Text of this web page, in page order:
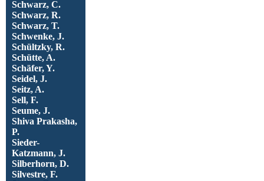
Schwarz, C.
Schwarz, R.
Schwarz, T.
Schwenke, J.
Schültzky, R.
Schütte, A.
Schäfer, Y.
Seidel, J.
Seitz, A.
Sell, F.
Seume, J.
Shiva Prakasha,
P.
Sieder-
Katzmann, J.
Silberhorn, D.
Silvestre, F.